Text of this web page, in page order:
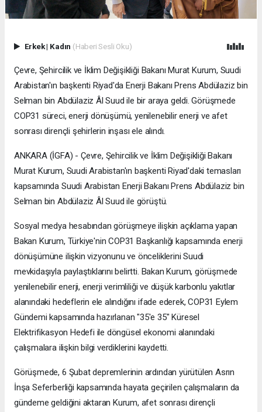
Erkek| Kadın (Haberi Sesli Oku)
Çevre, Şehircilik ve İklim Değişikliği Bakanı Murat Kurum, Suudi
Arabistan'ın başkenti Riyad'da Enerji Bakanı Prens Abdülaziz bin
Selman bin Abdülaziz Âl Suud ile bir araya geldi. Görüşmede
COP31 süreci, enerji dönüşümü, yenilenebilir enerji ve afet
sonrası dirençli şehirlerin inşası ele alındı.
ANKARA (İGFA) - Çevre, Şehircilik ve İklim Değişikliği Bakanı
Murat Kurum, Suudi Arabistan'ın başkenti Riyad'daki temasları
kapsamında Suudi Arabistan Enerji Bakanı Prens Abdülaziz bin
Selman bin Abdülaziz Âl Suud ile görüştü.
Sosyal medya hesabından görüşmeye ilişkin açıklama yapan
Bakan Kurum, Türkiye'nin COP31 Başkanlığı kapsamında enerji
dönüşümüne ilişkin vizyonunu ve önceliklerini Suudi
mevkidaşıyla paylaştıklarını belirtti. Bakan Kurum, görüşmede
yenilenebilir enerji, enerji verimliliği ve düşük karbonlu yakıtlar
alanındaki hedeflerin ele alındığını ifade ederek, COP31 Eylem
Gündemi kapsamında hazırlanan "35'e 35" Küresel
Elektrifikasyon Hedefi ile döngüsel ekonomi alanındaki
çalışmalara ilişkin bilgi verdiklerini kaydetti.
Görüşmede, 6 Şubat depremlerinin ardından yürütülen Asrın
İnşa Seferberliği kapsamında hayata geçirilen çalışmaların da
gündeme geldiğini aktaran Kurum, afet sonrası dirençli